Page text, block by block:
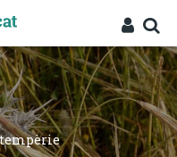
Entra